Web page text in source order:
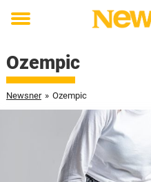
Toggle
Ozempic
Newsner » Ozempic